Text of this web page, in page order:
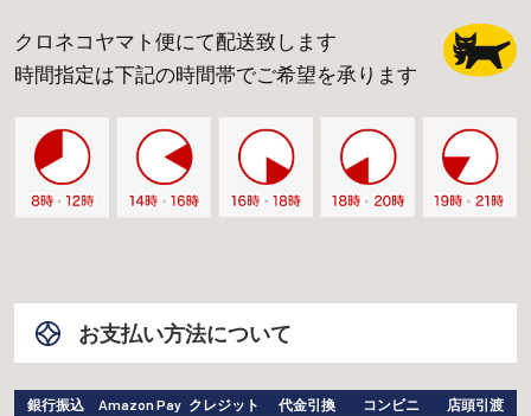
クロネコヤマト便にて配送致します
時間指定は下記の時間帯でご希望を承ります
お支払い方法について
銀行振込 Amazon Pay クレジット 代金引換 コンビニ 店頭引渡